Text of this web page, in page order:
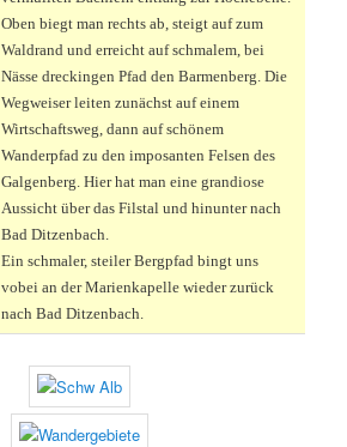
Oben biegt man rechts ab, steigt auf zum
Waldrand und erreicht auf schmalem, bei
Nässe dreckingen Pfad den Barmenberg. Die
Wegweiser leiten zunächst auf einem
Wirtschaftsweg, dann auf schönem
Wanderpfad zu den imposanten Felsen des
Galgenberg. Hier hat man eine grandiose
Aussicht über das Filstal und hinunter nach
Bad Ditzenbach.
Ein schmaler, steiler Bergpfad bingt uns
vobei an der Marienkapelle wieder zurück
nach Bad Ditzenbach.